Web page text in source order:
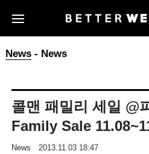
News- News
콜맨 패밀리 세일 @
Family Sale
News 2013.11.03 18:47